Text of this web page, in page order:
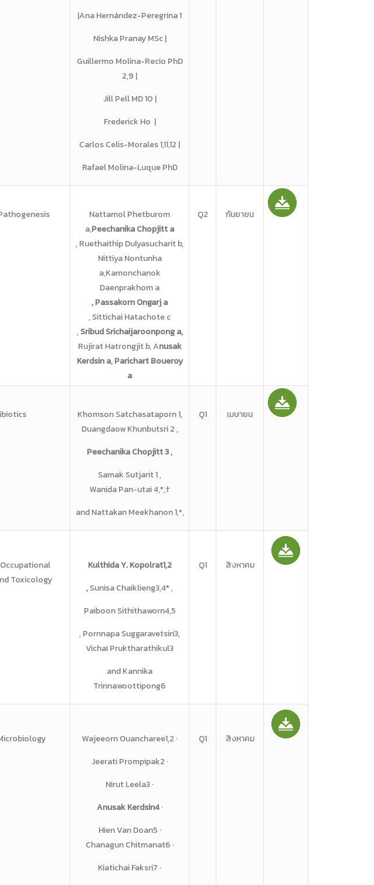
|Ana Hernández-Peregrina 1
Nishka Pranay MSc |
Guillermo Molina-Recio PhD
2,9 |
Jill Pell MD 10 |
Frederick Ho |
Carlos Celis-Morales 1,11,12 |
Rafael Molina-Luque PhD
Nattamol Phetburom
a,Peechanika Chopjitt a
, Ruethaithip Dulyasucharit b,
Nittiya Nontunha
a,Kamonchanok
Daenprakhom a
, Passakorn Ongarj a
, Sittichai Hatachote c
,Sribud Srichaijaroonpong a,
Rujirat Hatrongjit b, Anusak
Kerdsin a, Parichart Boueroy
a
Q2 กันยายน
Khomson Satchasataporn 1,
Duangdaow Khunbutsri 2 ,
Peechanika Chopjitt 3 ,
Samak Sutjarit 1 ,
Wanida Pan-utai 4,*,†
and Nattakan Meekhanon 1,*,
Q1 เมษายน
Toxicology
Kulthida Y. Kopolrat1,2
,Sunisa Chaiklieng3,4* ,
Paiboon Sithithaworn4,5
, Pornnapa Suggaravetsiri3,
Vichai Pruktharathikul3
and Kannika
Trinnawoottipong6
Q1 สิงหาคม
Wajeeorn Ouancharee1,2 ·
Jeerati Prompipak2 ·
Nirut Leela3 ·
Anusak Kerdsin4·
Hien Van Doan5 ·
Chanagun Chitmanat6 ·
Kiatichai Faksri7 ·
Q1 สิงหาคม